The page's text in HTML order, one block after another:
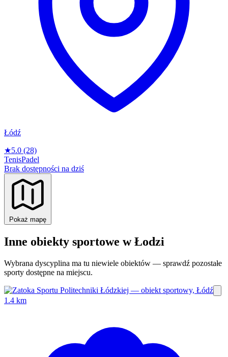
Łódź
★5.0 (28)
TenisPadel
Brak dostępności na dziś
Pokaż mapę
Inne obiekty sportowe w Łodzi
Wybrana dyscyplina ma tu niewiele obiektów — sprawdź pozostałe
sporty dostępne na miejscu.
1.4 km